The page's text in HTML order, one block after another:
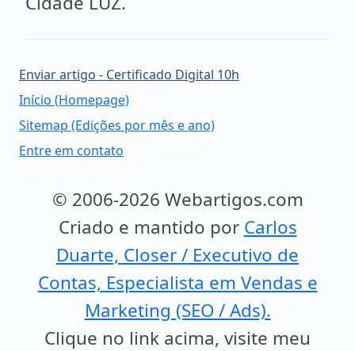
Enviar artigo - Certificado Digital 10h
Início (Homepage)
Sitemap (Edições por mês e ano)
Entre em contato
© 2006-2026 Webartigos.com
Criado e mantido por Carlos
Duarte, Closer / Executivo de
Contas, Especialista em Vendas e
Marketing (SEO / Ads).
Clique no link acima, visite meu